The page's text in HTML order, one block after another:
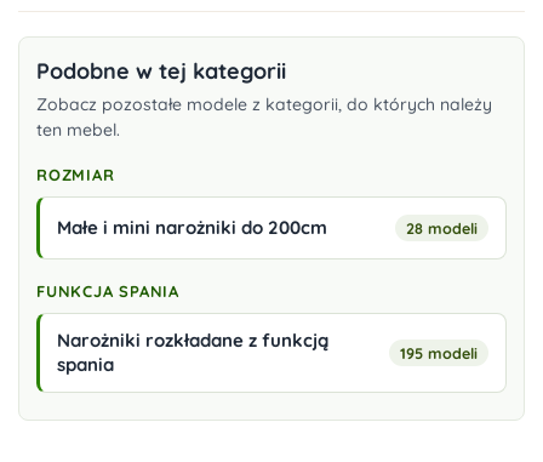
Podobne w tej kategorii
Zobacz pozostałe modele z kategorii, do których należy
ten mebel.
ROZMIAR
Małe i mini narożniki do 200cm 28 modeli
FUNKCJA SPANIA
Narożniki rozkładane z funkcją
spania
195 modeli